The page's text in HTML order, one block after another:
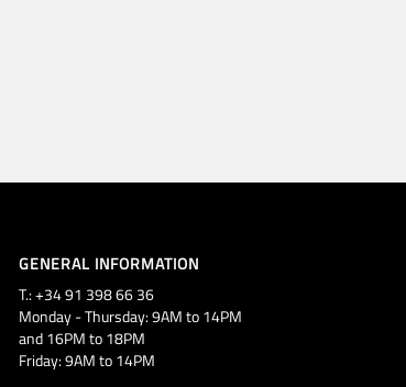
GENERAL INFORMATION
T.: +34 91 398 66 36
Monday - Thursday: 9AM to 14PM
and 16PM to 18PM
Friday: 9AM to 14PM